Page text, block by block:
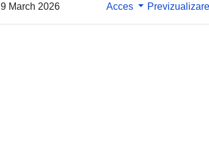
9 March 2026 Acces Previzualizare
Resursă spațială: